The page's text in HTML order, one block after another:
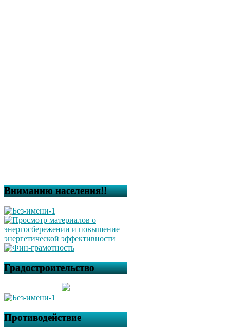
Вниманию населения!!
Градостроительство
Противодействие